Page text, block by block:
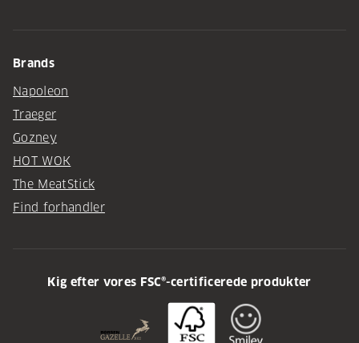
Brands
Napoleon
Traeger
Gozney
HOT WOK
The MeatStick
Find forhandler
Kig efter vores FSC®-certificerede produkter